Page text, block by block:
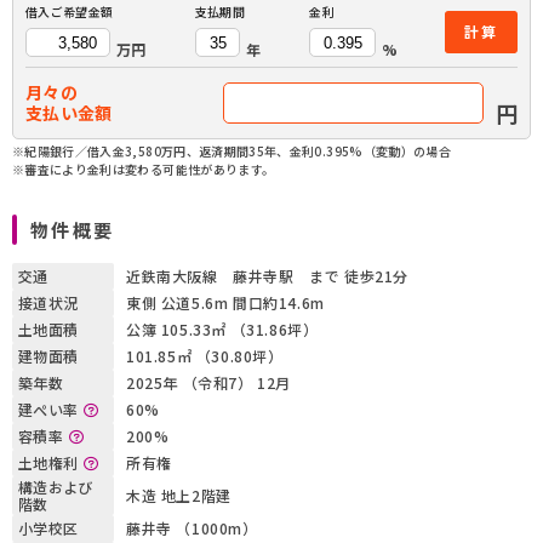
借入ご希望金額
万円
支払期間
年
金利
%
計算
月々の
支払い金額
円
※紀陽銀行／借入金3,580万円、返済期間35年、金利0.395%（変動）の場合
※審査により金利は変わる可能性があります。
物件概要
交通
近鉄南大阪線 藤井寺駅 まで 徒歩21分
接道状況
東側 公道5.6m 間口約14.6m
土地面積
公簿 105.33㎡ （31.86坪）
建物面積
101.85㎡ （30.80坪）
築年数
2025年 （令和7） 12月
建ぺい率
60%
容積率
200%
土地権利
所有権
構造および
階数
木造 地上2階建
小学校区
藤井寺 （1000m）